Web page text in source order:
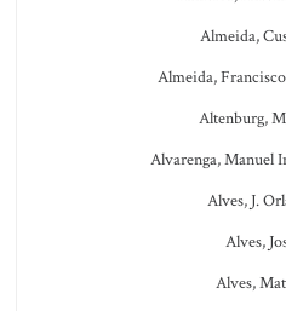
Almeida,
Almeida,
Altenburg,
Alvarenga, Manuel
Alves, J.
Alves,
Alves,